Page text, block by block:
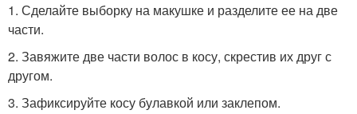
1. Сделайте выборку на макушке и разделите ее на две
части.
2. Завяжите две части волос в косу, скрестив их друг с
другом.
3. Зафиксируйте косу булавкой или заклепом.